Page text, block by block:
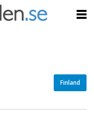
Finland